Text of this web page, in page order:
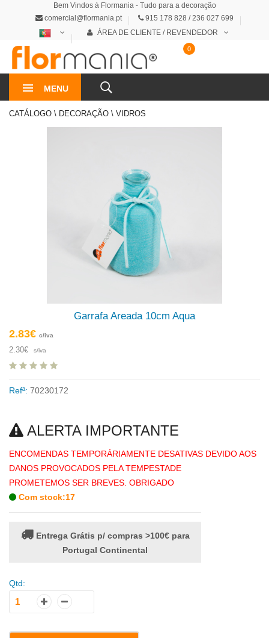
Bem Vindos à Flormania - Tudo para a decoração
comercial@flormania.pt
915 178 828 / 236 027 699
ÁREA DE CLIENTE / REVENDEDOR
MENU
0
CATÁLOGO \ DECORAÇÃO \ VIDROS
Garrafa Areada 10cm Aqua
2.83€ c/iva
2.30€ s/iva
Refª: 70230172
ALERTA IMPORTANTE
ENCOMENDAS TEMPORÁRIAMENTE DESATIVAS DEVIDO AOS
DANOS PROVOCADOS PELA TEMPESTADE
PROMETEMOS SER BREVES. OBRIGADO
Com stock:17
Entrega Grátis p/ compras >100€ para
Portugal Continental
Qtd: